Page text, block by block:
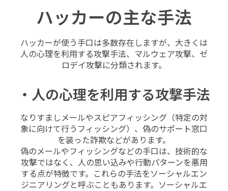
ハッカーの主な手法
ハッカーが使う手口は多数存在しますが、大きくは
人の心理を利用する攻撃手法、マルウェア攻撃、ゼ
ロデイ攻撃に分類されます。
・人の心理を利用する攻撃手法
なりすましメールやスピアフィッシング（特定の対
象に向けて行うフィッシング）、偽のサポート窓口
を装った詐欺などがあります。
偽のメールやフィッシングなどの手口は、技術的な
攻撃ではなく、人の思い込みや行動パターンを悪用
する点が特徴です。これらの手法をソーシャルエン
ジニアリングと呼ぶこともあります。ソーシャルエ